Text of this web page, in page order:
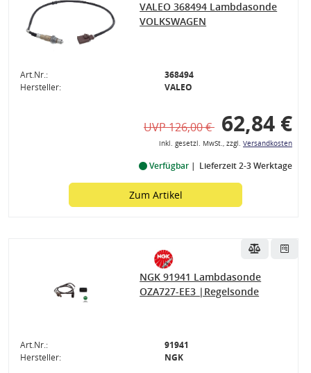
VALEO 368494 Lambdasonde
VOLKSWAGEN
Art.Nr.:
368494
Hersteller:
VALEO
UVP 126,00 € 62,84 €
inkl. gesetzl. MwSt., zzgl. Versandkosten
Verfügbar Lieferzeit 2-3 Werktage
Zum Artikel
NGK 91941 Lambdasonde
OZA727-EE3 |Regelsonde
Art.Nr.:
91941
Hersteller:
NGK